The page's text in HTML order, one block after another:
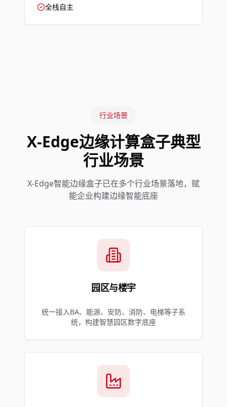
全栈自主
行业场景
X-Edge边缘计算盒子典型
行业场景
X-Edge智能边缘盒子已在多个行业场景落地，赋
能企业构建边缘智能底座
园区与楼宇
统一接入BA、能源、安防、消防、电梯等子系
统，构建智慧园区数字底座